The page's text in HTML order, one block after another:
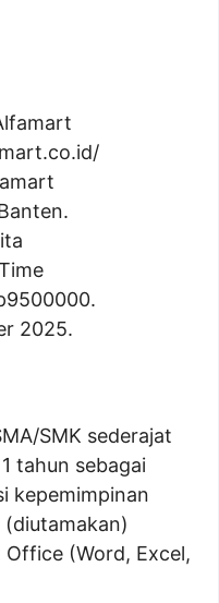
9500000.
2025.
SMK sederajat
tahun sebagai
kepemimpinan
(Word, Excel,